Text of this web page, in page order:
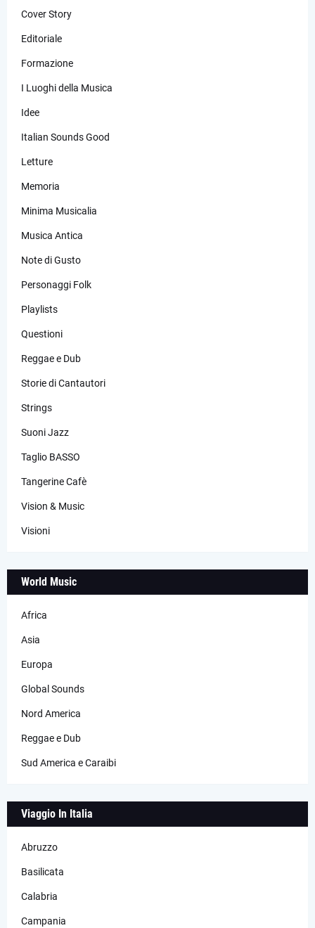
Cover Story
Editoriale
Formazione
I Luoghi della Musica
Idee
Italian Sounds Good
Letture
Memoria
Minima Musicalia
Musica Antica
Note di Gusto
Personaggi Folk
Playlists
Questioni
Reggae e Dub
Storie di Cantautori
Strings
Suoni Jazz
Taglio BASSO
Tangerine Cafè
Vision & Music
Visioni
World Music
Africa
Asia
Europa
Global Sounds
Nord America
Reggae e Dub
Sud America e Caraibi
Viaggio In Italia
Abruzzo
Basilicata
Calabria
Campania